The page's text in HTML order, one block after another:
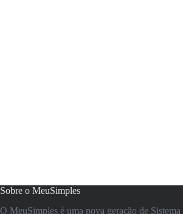
Sobre o MeuSimples
O MeuSimples é uma nova geração de